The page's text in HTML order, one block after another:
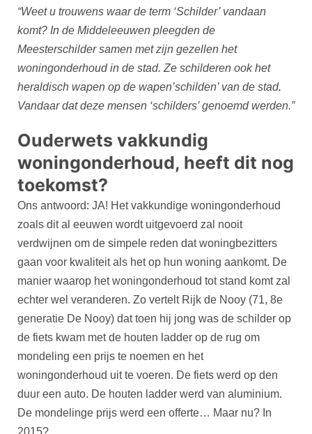
“Weet u trouwens waar de term ‘Schilder’ vandaan
komt? In de Middeleeuwen pleegden de
Meesterschilder samen met zijn gezellen het
woningonderhoud in de stad. Ze schilderen ook het
heraldisch wapen op de wapen’schilden’ van de stad.
Vandaar dat deze mensen ‘schilders’ genoemd werden.”
Ouderwets vakkundig
woningonderhoud, heeft dit nog
toekomst?
Ons antwoord: JA! Het vakkundige woningonderhoud
zoals dit al eeuwen wordt uitgevoerd zal nooit
verdwijnen om de simpele reden dat woningbezitters
gaan voor kwaliteit als het op hun woning aankomt. De
manier waarop het woningonderhoud tot stand komt zal
echter wel veranderen. Zo vertelt Rijk de Nooy (71, 8e
generatie De Nooy) dat toen hij jong was de schilder op
de fiets kwam met de houten ladder op de rug om
mondeling een prijs te noemen en het
woningonderhoud uit te voeren. De fiets werd op den
duur een auto. De houten ladder werd van aluminium.
De mondelinge prijs werd een offerte… Maar nu? In